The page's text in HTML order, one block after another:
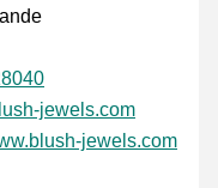
jewels.com
jewels.com